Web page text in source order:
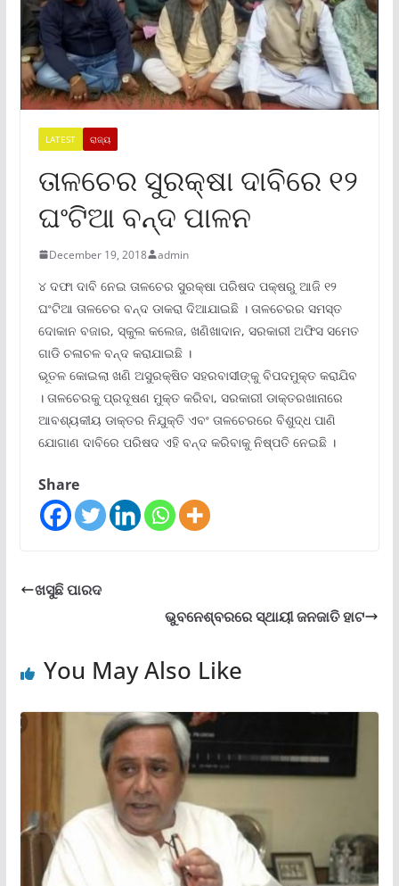
LATEST ରାଜ୍ୟ
ତାଳଚେର ସୁରକ୍ଷା ଦାବିରେ ୧୨
ଘଂଟିଆ ବନ୍ଦ ପାଳନ
December 19, 2018 admin
୪ ଦଫା ଦାବି ନେଇ ତାଳଚେର ସୁରକ୍ଷା ପରିଷଦ ପକ୍ଷରୁ ଆଜି ୧୨
ଘଂଟିଆ ତାଳଚେର ବନ୍ଦ ଡାକରା ଦିଆଯାଇଛି । ତାଳଚେରର ସମସ୍ତ
ଦୋକାନ ବଜାର, ସ୍କୁଲ କଲେଜ, ଖଣିଖାଦାନ, ସରକାରୀ ଅଫିସ ସମେତ
ଗାଡି ଚଳାଚଳ ବନ୍ଦ କରାଯାଇଛି ।
ଭୂତଳ କୋଇଲା ଖଣି ଅସୁରକ୍ଷିତ ସହରବାସୀଙ୍କୁ ବିପଦମୁକ୍ତ କରାଯିବ
। ତାଳଚେରକୁ ପ୍ରଦୂଷଣ ମୁକ୍ତ କରିବା, ସରକାରୀ ଡାକ୍ତରଖାନାରେ
ଆବଶ୍ୟକୀୟ ଡାକ୍ତର ନିଯୁକ୍ତି ଏବଂ ତାଳଚେରରେ ବିଶୁଦ୍ଧ ପାଣି
ଯୋଗାଣ ଦାବିରେ ପରିଷଦ ଏହି ବନ୍ଦ କରିବାକୁ ନିଷ୍ପତି ନେଇଛି ।
Share
ଖସୁଛି ପାରଦ
ଭୁବନେଶ୍ବରରେ ସ୍ଥାୟୀ ଜନଜାତି ହାଟ
You May Also Like